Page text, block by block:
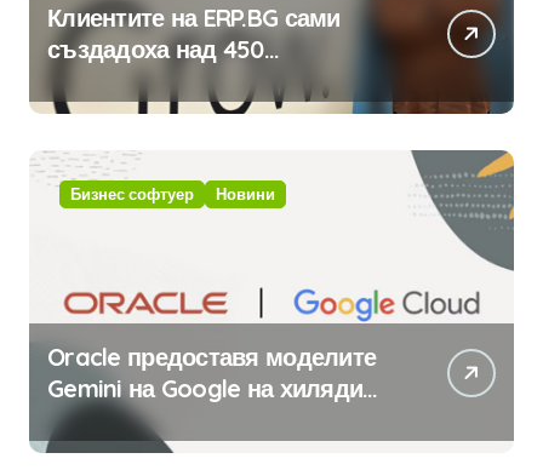
Клиентите на ERP.BG сами
създадоха над 450
приложения за ERP системата
с помощта на вградения в нея
изкуствен интелект
Бизнес софтуер Новини
Oracle предоставя моделите
Gemini на Google на хиляди
клиенти на бизнес
приложения